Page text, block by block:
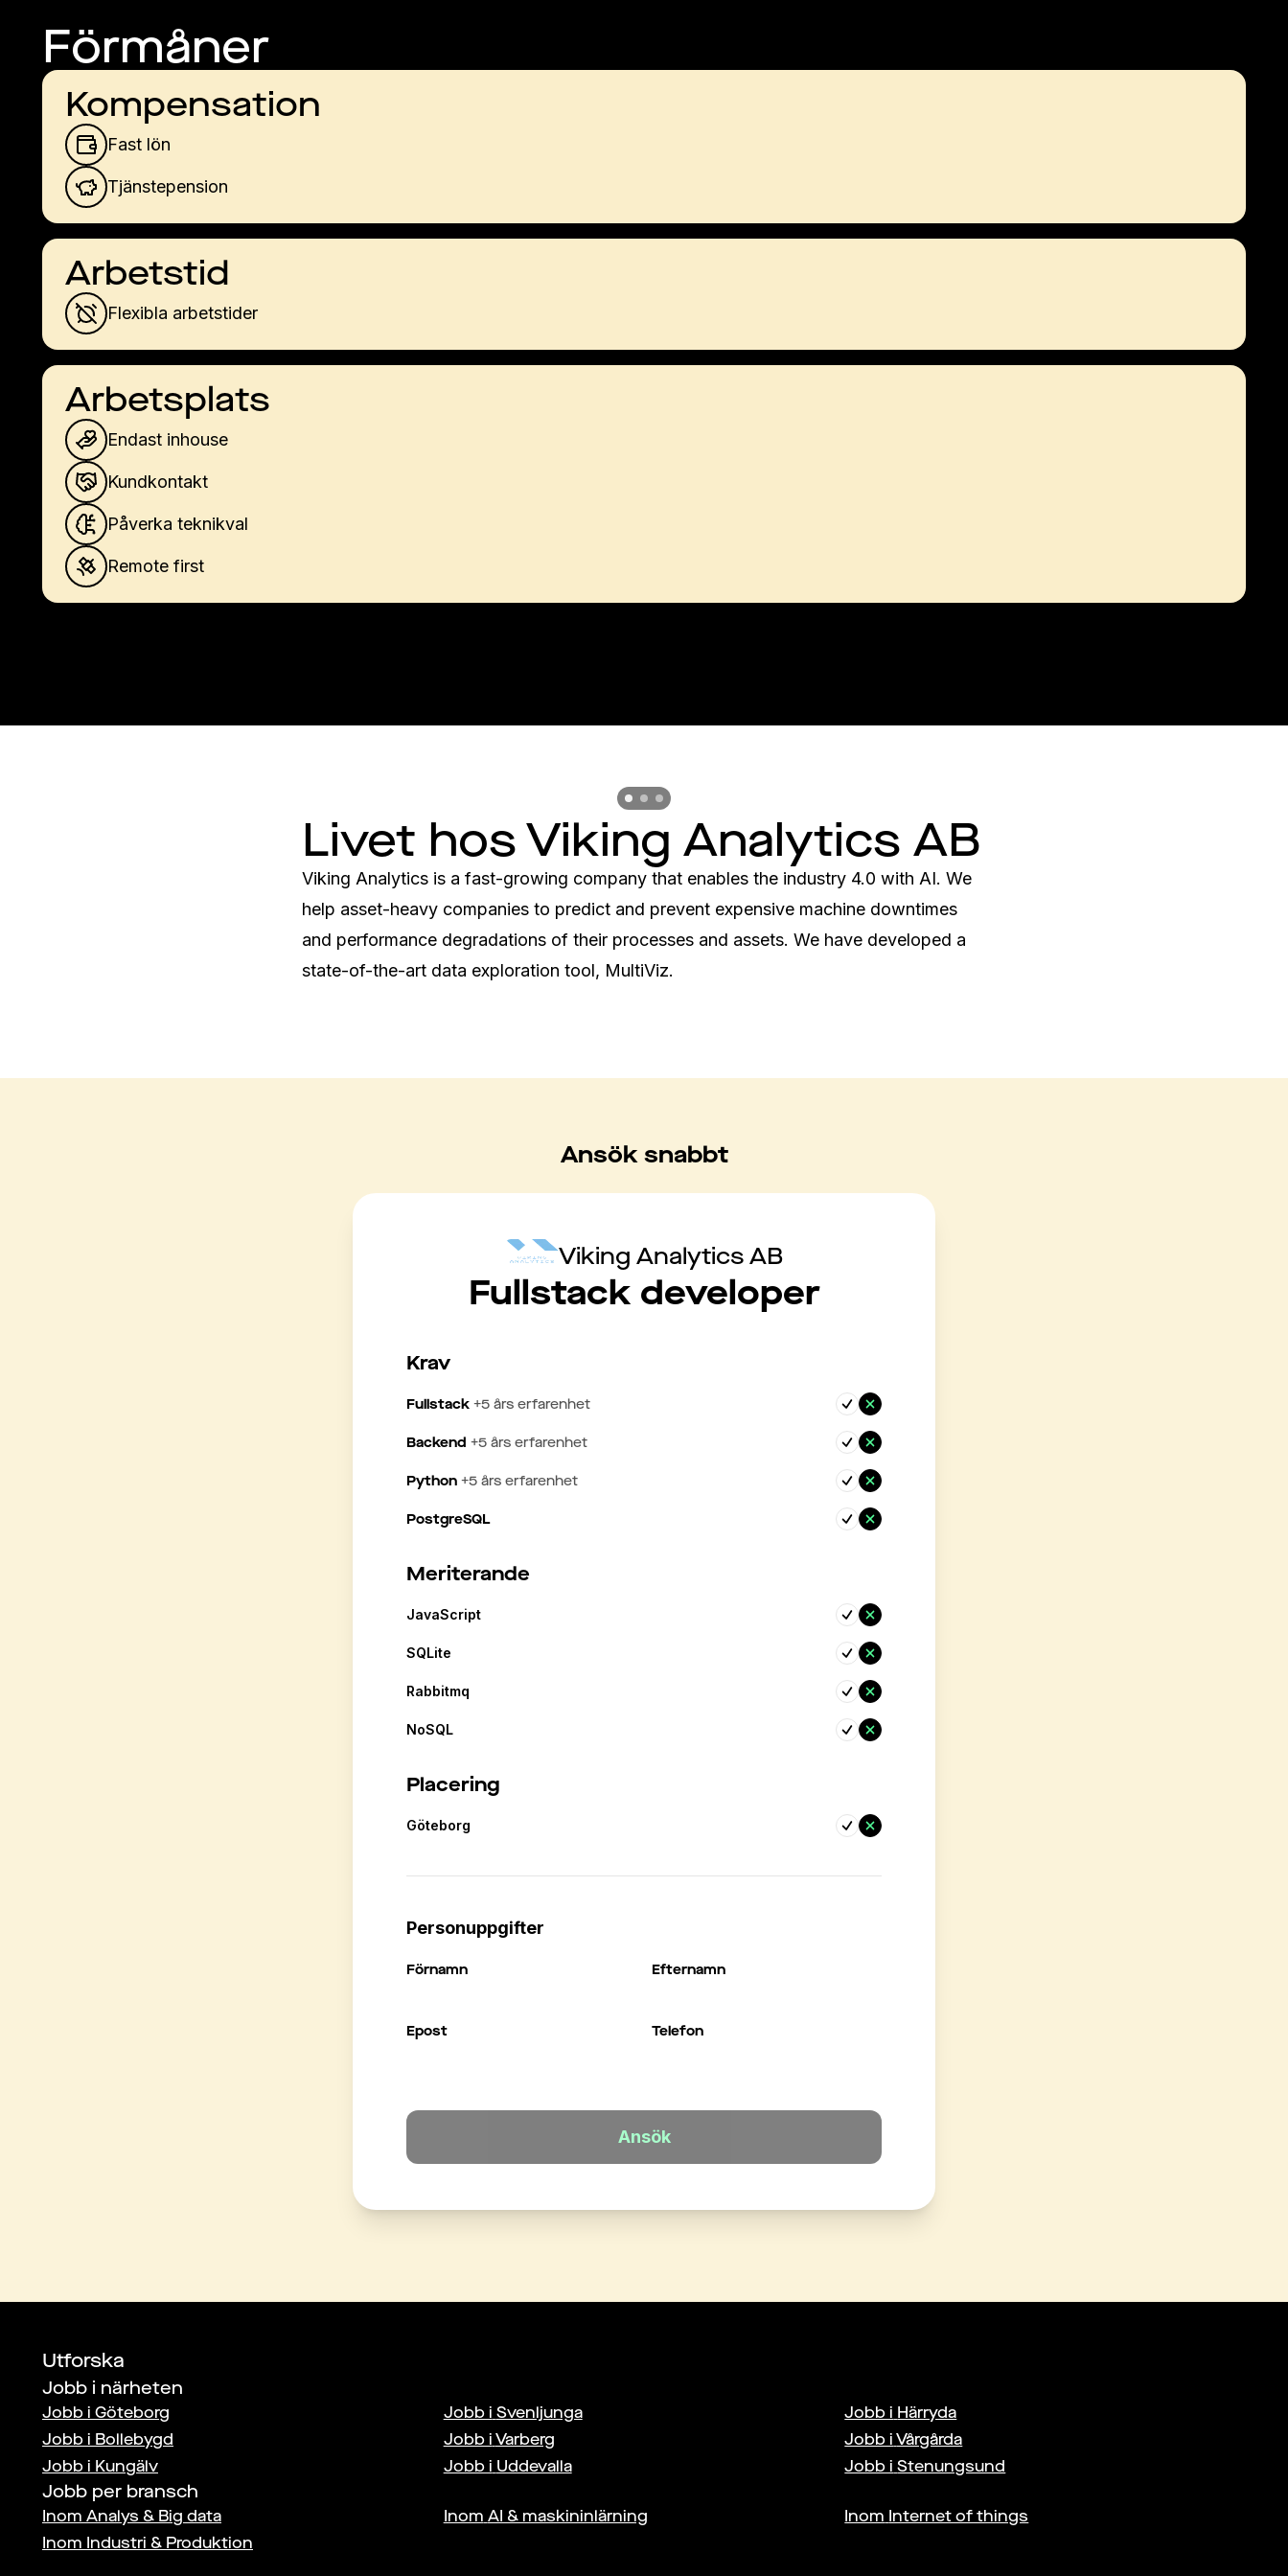
Förmåner
Kompensation
Fast lön
Tjänstepension
Arbetstid
Flexibla arbetstider
Arbetsplats
Endast inhouse
Kundkontakt
Påverka teknikval
Remote first
Previous slide
Previous slide
Previous slide
Livet hos Viking Analytics AB
Viking Analytics is a fast-growing company that enables the industry 4.0 with AI. We
help asset-heavy companies to predict and prevent expensive machine downtimes
and performance degradations of their processes and assets. We have developed a
state-of-the-art data exploration tool, MultiViz.
Ansök snabbt
Viking Analytics AB
Fullstack developer
Krav
Fullstack +5 års erfarenhet
Backend +5 års erfarenhet
Python +5 års erfarenhet
PostgreSQL
Meriterande
JavaScript
SQLite
Rabbitmq
NoSQL
Placering
Göteborg
Personuppgifter
Förnamn Efternamn
Epost Telefon
Ansök
Utforska
Jobb i närheten
Jobb i Göteborg Jobb i Svenljunga Jobb i Härryda
Jobb i Bollebygd Jobb iVarberg Jobb i Vårgårda
Jobb i Kungälv Jobb i Uddevalla Jobb i Stenungsund
Jobb per bransch
Inom Analys & Big data Inom AI & maskininlärning Inom Internet of things
Inom Industri & Produktion